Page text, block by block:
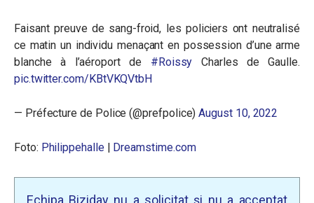
Faisant preuve de sang-froid, les policiers ont neutralisé
ce matin un individu menaçant en possession d’une arme
blanche à l’aéroport de #Roissy Charles de Gaulle.
pic.twitter.com/KBtVKQVtbH
— Préfecture de Police (@prefpolice)August 10, 2022
Foto: Philippehalle| Dreamstime.com
Echipa Biziday nu a solicitat și nu a acceptat